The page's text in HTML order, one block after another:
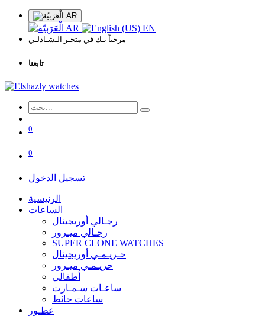
AR
AR EN
مرحباً بـك في متجـر الـشـاذلـي
تابعنا
0
0
تسجيل الدخول
الرئيسية
الساعات
رجـالي أوريجينال
رجـالي ميـرور
SUPER CLONE WATCHES
حـريـمـي أوريجينال
حريـمـي ميـرور
أطفالي
ساعـات سـمـارت
ساعات حائط
عطـور